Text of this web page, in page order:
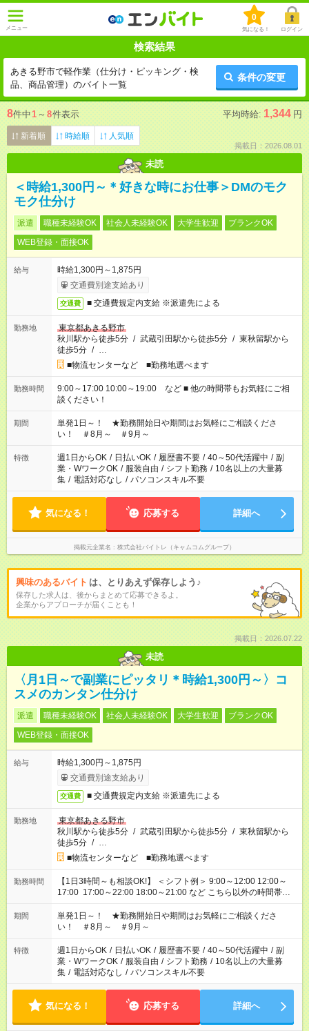
メニュー
0
気になる！ ログイン
検索結果
あきる野市で軽作業（仕分け・ピッキング・検
品、商品管理）のバイト一覧
条件の変更
8件中1 ～ 8件表示 平均時給: 1,344 円
新着順 時給順 人気順
掲載日：2026.08.01
未読
＜時給1,300円～＊好きな時にお仕事＞DMのモク
モク仕分け
派遣 職種未経験OK 社会人未経験OK 大学生歓迎
ブランクOK
WEB登録・面接OK
給与
時給1,300円～1,875円
交通費別途支給あり
交通費 ■ 交通費規定内支給 ※派遣先による
勤務地
東京都あきる野市
秋川駅から徒歩5分 / 武蔵引田駅から徒歩5分 / 東秋留駅から
徒歩5分 / …
■物流センターなど ■勤務地選べます
勤務時間
9:00～17:00 10:00～19:00 など ■ 他の時間帯もお気軽にご相
談ください！
期間
単発1日～！ ★勤務開始日や期間はお気軽にご相談くださ
い！ ＃8月～ ＃9月～
特徴 週1日からOK / 日払いOK / 履歴書不要 / 40～50代活躍中 / 副
業・WワークOK / 服装自由 / シフト勤務 / 10名以上の大量募
集 / 電話対応なし / パソコンスキル不要
気になる！ 応募する 詳細へ
掲載元企業名 株式会社バイトレ（キャムコムグループ）
興味のあるバイト は、とりあえず保存しよう♪
保存した求人は、後からまとめて応募できるよ。
企業からアプローチが届くことも！
掲載日：2026.07.22
未読
〈月1日～で副業にピッタリ＊時給1,300円～〉コ
スメのカンタン仕分け
派遣 職種未経験OK 社会人未経験OK 大学生歓迎
ブランクOK
WEB登録・面接OK
給与
時給1,300円～1,875円
交通費別途支給あり
交通費 ■ 交通費規定内支給 ※派遣先による
勤務地
東京都あきる野市
秋川駅から徒歩5分 / 武蔵引田駅から徒歩5分 / 東秋留駅から
徒歩5分 / …
■物流センターなど ■勤務地選べます
勤務時間
【1日3時間～も相談OK!】 ＜シフト例＞ 9:00～12:00 12:00～
17:00 17:00～22:00 18:00～21:00 など こちら以外の時間帯も
お気軽にご相談ください！
期間
単発1日～！ ★勤務開始日や期間はお気軽にご相談くださ
い！ ＃8月～ ＃9月～
特徴 週1日からOK / 日払いOK / 履歴書不要 / 40～50代活躍中 / 副
業・WワークOK / 服装自由 / シフト勤務 / 10名以上の大量募
集 / 電話対応なし / パソコンスキル不要
気になる！ 応募する 詳細へ